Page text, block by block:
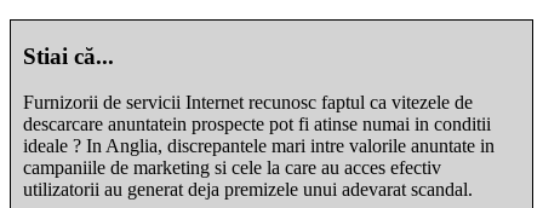
Stiai că...
Furnizorii de servicii Internet recunosc faptul ca vitezele de
descarcare anuntatein prospecte pot fi atinse numai in conditii
ideale ? In Anglia, discrepantele mari intre valorile anuntate in
campaniile de marketing si cele la care au acces efectiv
utilizatorii au generat deja premizele unui adevarat scandal.